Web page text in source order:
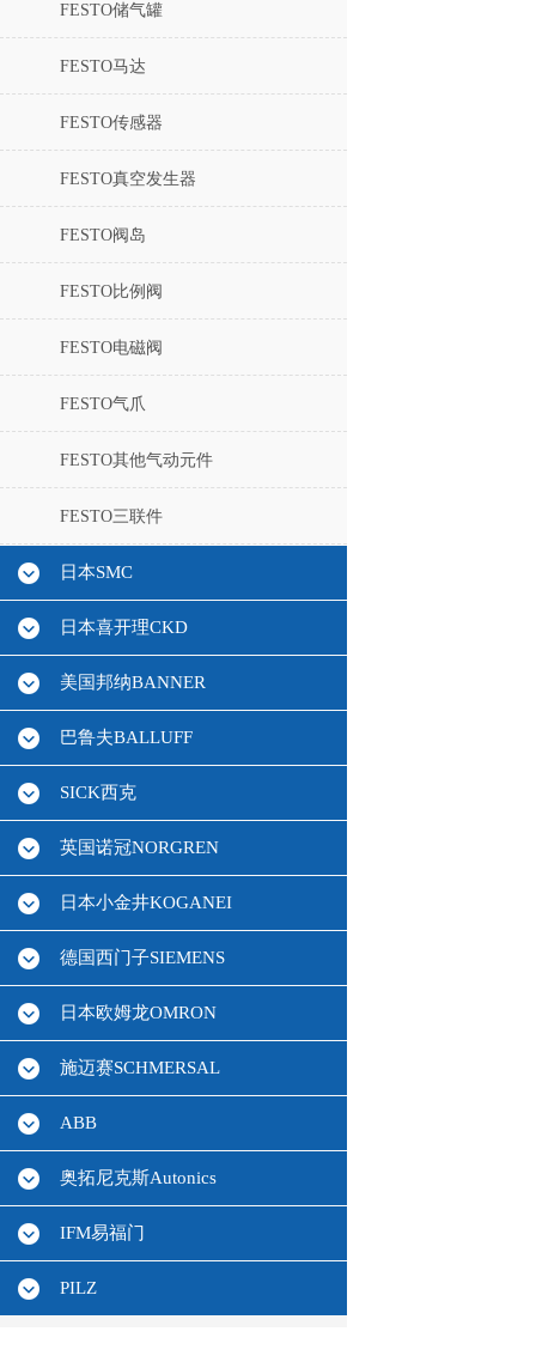
FESTO储气罐
FESTO马达
FESTO传感器
FESTO真空发生器
FESTO阀岛
FESTO比例阀
FESTO电磁阀
FESTO气爪
FESTO其他气动元件
FESTO三联件
日本SMC
日本喜开理CKD
美国邦纳BANNER
巴鲁夫BALLUFF
SICK西克
英国诺冠NORGREN
日本小金井KOGANEI
德国西门子SIEMENS
日本欧姆龙OMRON
施迈赛SCHMERSAL
ABB
奥拓尼克斯Autonics
IFM易福门
PILZ